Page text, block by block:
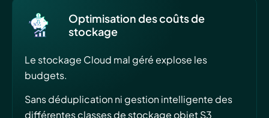
Optimisation des coûts de
stockage
Le stockage Cloud mal géré explose les
budgets.
Sans déduplication ni gestion intelligente des
différentes classes de stockage objet S3